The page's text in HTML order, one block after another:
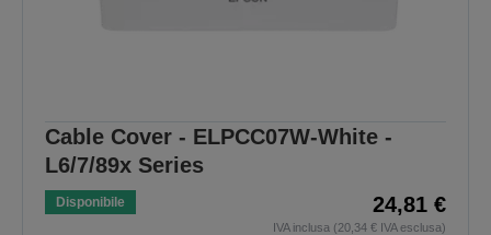
Cable Cover - ELPCC07W-White -
L6/7/89x Series
Disponibile 24,81 €
IVA inclusa (20,34 € IVA esclusa)